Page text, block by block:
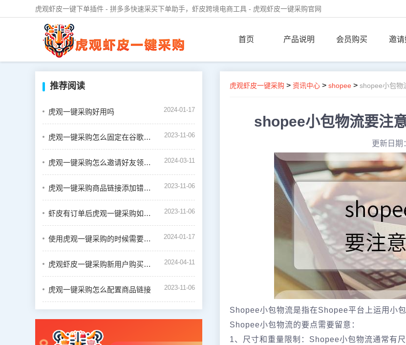
虎观虾皮一键下单插件 - 拼多多快速采买下单助手，虾皮跨境电商工具 - 虎观虾皮一键采购官网
首页 产品说明 会员购买 邀请
推荐阅读
虎观一键采购好用吗 2024-01-17
虎观一键采购怎么固定在谷歌浏览器的插件栏中 2023-11-06
虎观一键采购怎么邀请好友领取奖励 2024-03-11
虎观一键采购商品链接添加错误怎么办 2023-11-06
虾皮有订单后虎观一键采购如何下单 2023-11-06
使用虎观一键采购的时候需要绑定虾皮店铺吗 2024-01-17
虎观虾皮一键采购新用户购买会员教程 2024-04-11
虎观一键采购怎么配置商品链接 2023-11-06
虎观虾皮一键采购 > 资讯中心 > shopee > shopee小包物
shopee小包物流要注
更新日期
Shopee小包物流是指在Shopee平台上运用小
Shopee小包物流的要点需要留意：
1、尺寸和重量限制：Shopee小包物流通常有